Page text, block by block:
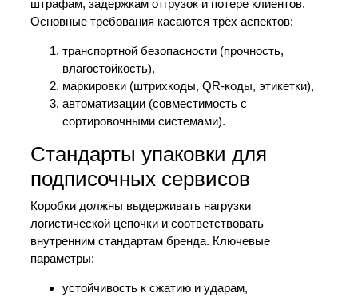
штрафам, задержкам отгрузок и потере клиентов.
Основные требования касаются трёх аспектов:
транспортной безопасности (прочность,
влагостойкость),
маркировки (штрихкоды, QR-коды, этикетки),
автоматизации (совместимость с
сортировочными системами).
Стандарты упаковки для
подписочных сервисов
Коробки должны выдерживать нагрузки
логистической цепочки и соответствовать
внутренним стандартам бренда. Ключевые
параметры:
устойчивость к сжатию и ударам,